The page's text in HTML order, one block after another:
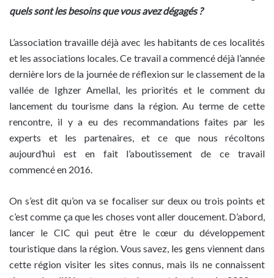
quels sont les besoins que vous avez dégagés ?
L’association travaille déjà avec les habitants de ces localités
et les associations locales. Ce travail a commencé déjà l’année
dernière lors de la journée de réflexion sur le classement de la
vallée de Ighzer Amellal, les priorités et le comment du
lancement du tourisme dans la région. Au terme de cette
rencontre, il y a eu des recommandations faites par les
experts et les partenaires, et ce que nous récoltons
aujourd’hui est en fait l’aboutissement de ce travail
commencé en 2016.
On s’est dit qu’on va se focaliser sur deux ou trois points et
c’est comme ça que les choses vont aller doucement. D’abord,
lancer le CIC qui peut être le cœur du développement
touristique dans la région. Vous savez, les gens viennent dans
cette région visiter les sites connus, mais ils ne connaissent